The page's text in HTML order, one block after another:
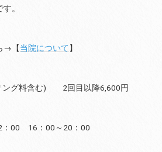
。
→【当院について】
ング料含む) 2回目以降6,600円
：00 16：00～20：00